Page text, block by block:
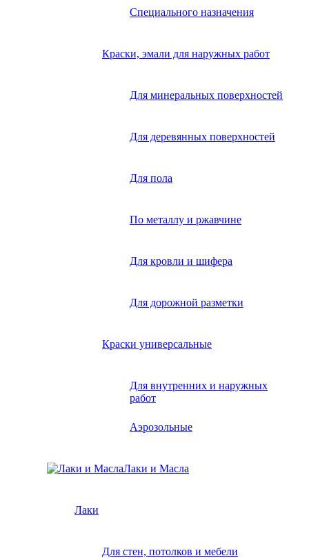
Специального назначения
Краски, эмали для наружных работ
Для минеральных поверхностей
Для деревянных поверхностей
Для пола
По металлу и ржавчине
Для кровли и шифера
Для дорожной разметки
Краски универсальные
Для внутренних и наружных
работ
Аэрозольные
Лаки и Масла
Лаки
Для стен, потолков и мебели